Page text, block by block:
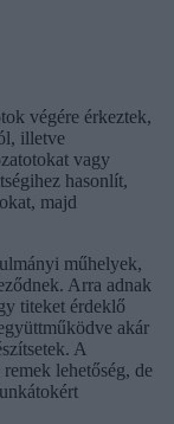
végére érkeztek,
illetve
vagy
hasonlít,
majd
műhelyek,
Arra adnak
titeket érdeklő
akár
A
lehetőség, de